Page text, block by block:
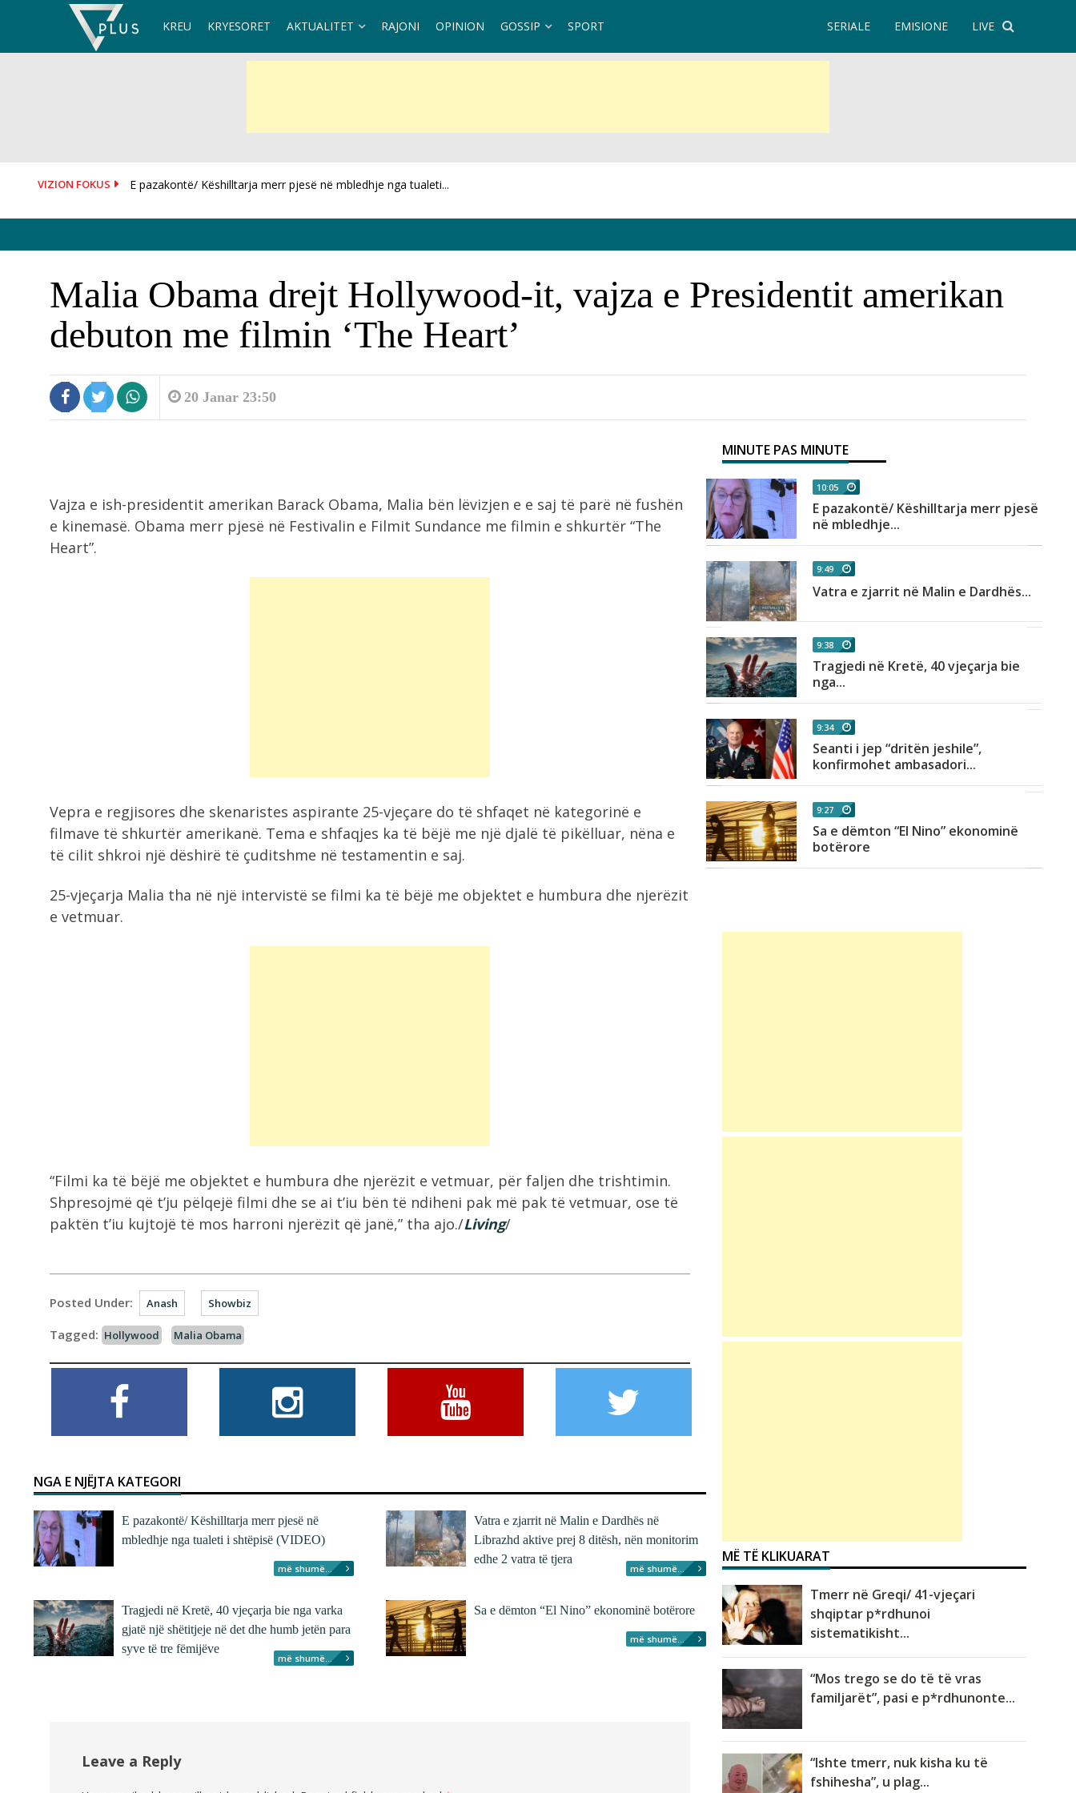
KREU KRYESORET AKTUALITET RAJONI OPINION GOSSIP SPORT LIVE
EMISIONE
SERIALE
VIZION FOKUS Tragjedi në Kretë, 40 vjeçarja bie nga varka gjatë...
Malia Obama drejt Hollywood-it, vajza e Presidentit amerikan
debuton me filmin ‘The Heart’
20 Janar 23:50
Vajza e ish-presidentit amerikan Barack Obama, Malia bën lëvizjen e e saj të parë në fushën
e kinemasë. Obama merr pjesë në Festivalin e Filmit Sundance me filmin e shkurtër “The
Heart”.
Vepra e regjisores dhe skenaristes aspirante 25-vjeçare do të shfaqet në kategorinë e
filmave të shkurtër amerikanë. Tema e shfaqjes ka të bëjë me një djalë të pikëlluar, nëna e
të cilit shkroi një dëshirë të çuditshme në testamentin e saj.
25-vjeçarja Malia tha në një intervistë se filmi ka të bëjë me objektet e humbura dhe njerëzit
e vetmuar.
“Filmi ka të bëjë me objektet e humbura dhe njerëzit e vetmuar, për faljen dhe trishtimin.
Shpresojmë që t’ju pëlqejë filmi dhe se ai t’iu bën të ndiheni pak më pak të vetmuar, ose të
paktën t’iu kujtojë të mos harroni njerëzit që janë,” tha ajo./Living/
Posted Under: Anash Showbiz
Tagged: Hollywood Malia Obama
NGA E NJËJTA KATEGORI
E pazakontë/ Këshilltarja merr pjesë në
mbledhje nga tualeti i shtëpisë (VIDEO)
më shumë...
Vatra e zjarrit në Malin e Dardhës në
Librazhd aktive prej 8 ditësh, nën monitorim
edhe 2 vatra të tjera
më shumë...
Tragjedi në Kretë, 40 vjeçarja bie nga varka
gjatë një shëtitjeje në det dhe humb jetën para
syve të tre fëmijëve
më shumë...
Sa e dëmton “El Nino” ekonominë botërore
më shumë...
Leave a Reply
MINUTE PAS MINUTE
Shpërthen makina në Tiranë, shkak
një defekt...
9:50
Udhëtimi me varkë kthehet në
tragjedi, 40-vjeçarja...
Kreu i ushtrisë izraelite: Do të
vijojmë...
Dita e 67 e protestës, pas fjalimeve...
Ushqimet që ndihmojnë në forcimin e
8:56
Zjarri në Rriban, deputeti Jahaj dhe
kryebashkiaku...
10:05
E pazakontë/ Këshilltarja merr pjesë
në mbledhje...
9:49
Vatra e zjarrit në Malin e Dardhës...
9:38
Tragjedi në Kretë, 40 vjeçarja bie
nga...
9:34
Seanti i jep “dritën jeshile”,
konfirmohet ambasadori...
9:27
Sa e dëmton “El Nino” ekonominë
botërore
MË TË KLIKUARAT
Tmerr në Greqi/ 41-vjeçari
shqiptar p*rdhunoi
sistematikisht...
“Mos trego se do të të vras
familjarët”, pasi e p*rdhunonte...
“Ishte tmerr, nuk kisha ku të
fshihesha”, u plag...